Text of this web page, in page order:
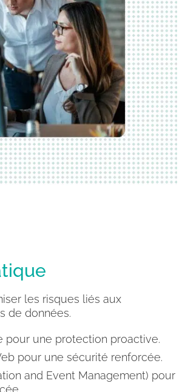
les risques liés aux
de données.
pour une protection proactive.
pour une sécurité renforcée.
and Event Management) pour